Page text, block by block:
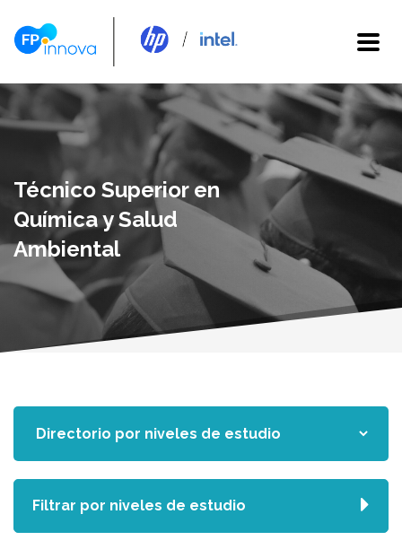
Técnico Superior en
Química y Salud
Ambiental
Filtrar por niveles de estudio